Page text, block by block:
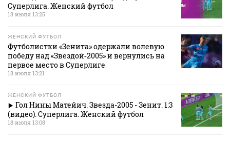
Суперлига. Женский футбол
18 июля 13:25
ЖЕНСКИЙ ФУТБОЛ
Футболистки «Зенита» одержали волевую
победу над «Звездой‑2005» и вернулись на
первое место в Суперлиге
18 июля 13:21
ЖЕНСКИЙ ФУТБОЛ
Гол Нины Матейич. Звезда-2005 - Зенит. 1:3
(видео). Суперлига. Женский футбол
18 июля 13:08